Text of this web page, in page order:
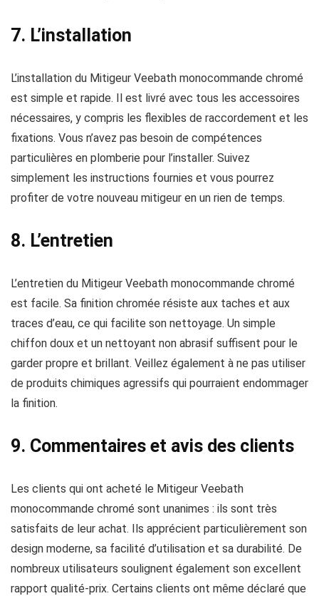
7. L’installation
L’installation du Mitigeur Veebath monocommande chromé
est simple et rapide. Il est livré avec tous les accessoires
nécessaires, y compris les flexibles de raccordement et les
fixations. Vous n’avez pas besoin de compétences
particulières en plomberie pour l’installer. Suivez
simplement les instructions fournies et vous pourrez
profiter de votre nouveau mitigeur en un rien de temps.
8. L’entretien
L’entretien du Mitigeur Veebath monocommande chromé
est facile. Sa finition chromée résiste aux taches et aux
traces d’eau, ce qui facilite son nettoyage. Un simple
chiffon doux et un nettoyant non abrasif suffisent pour le
garder propre et brillant. Veillez également à ne pas utiliser
de produits chimiques agressifs qui pourraient endommager
la finition.
9. Commentaires et avis des clients
Les clients qui ont acheté le Mitigeur Veebath
monocommande chromé sont unanimes : ils sont très
satisfaits de leur achat. Ils apprécient particulièrement son
design moderne, sa facilité d’utilisation et sa durabilité. De
nombreux utilisateurs soulignent également son excellent
rapport qualité-prix. Certains clients ont même déclaré que